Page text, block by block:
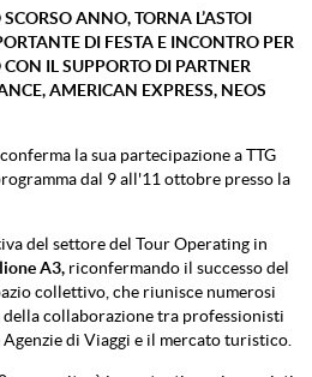
ANNO, TORNA L’ASTOI
DI FESTA E INCONTRO PER
IL SUPPORTO DI PARTNER
AMERICAN EXPRESS, NEOS
conferma la sua partecipazione a TTG
dal 9 all'11 ottobre presso la
del settore del Tour Operating in
A3, riconfermando il successo del
collettivo, che riunisce numerosi
collaborazione tra professionisti
di Viaggi e il mercato turistico.